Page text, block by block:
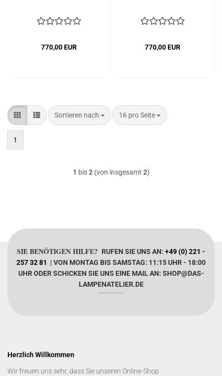
770,00 EUR 770,00 EUR
Sortieren nach
Sortieren nach 16 pro Seite
pro Seite
1
1 bis2(von insgesamt 2)
SIE BENÖTIGEN HILFE? RUFEN SIE UNS AN: +49 (0) 221 -
257 32 81 | VON MONTAG BIS SAMSTAG: 11:15 UHR - 18:00
UHR ODER SCHICKEN SIE UNS EINE MAIL AN: SHOP@DAS-
LAMPENATELIER.DE
Herzlich Willkommen
Wir freuen uns sehr, dass Sie unseren Online-Shop